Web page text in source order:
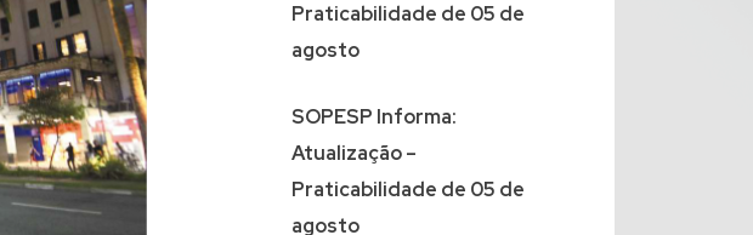
Praticabilidade de 05 de
agosto
SOPESP Informa:
Atualização –
Praticabilidade de 05 de
agosto